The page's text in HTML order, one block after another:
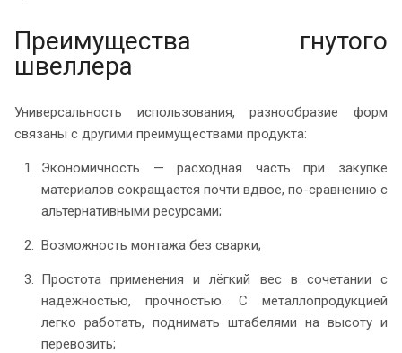
Преимущества гнутого
швеллера
Универсальность использования, разнообразие форм
связаны с другими преимуществами продукта:
Экономичность — расходная часть при закупке
материалов сокращается почти вдвое, по-сравнению с
альтернативными ресурсами;
Возможность монтажа без сварки;
Простота применения и лёгкий вес в сочетании с
надёжностью, прочностью. С металлопродукцией
легко работать, поднимать штабелями на высоту и
перевозить;